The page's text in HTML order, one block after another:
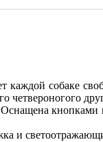
каждой собаке
четвероногого
Оснащена кнопками
и